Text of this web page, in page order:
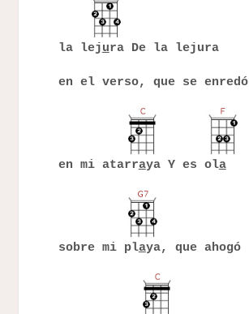
la lejura De la lejura
en el verso, que se enredó
en mi atarraya Y es ola
sobre mi playa, que ahogó